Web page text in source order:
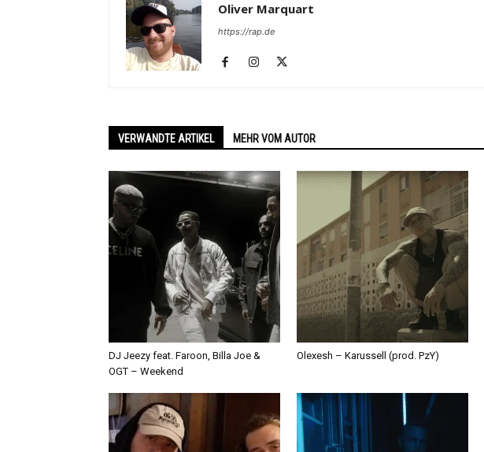
Oliver Marquart
https://rap.de
VERWANDTE ARTIKEL MEHR VOM AUTOR
DJ Jeezy feat. Faroon, Billa Joe &
OGT – Weekend
Olexesh – Karussell (prod. PzY)